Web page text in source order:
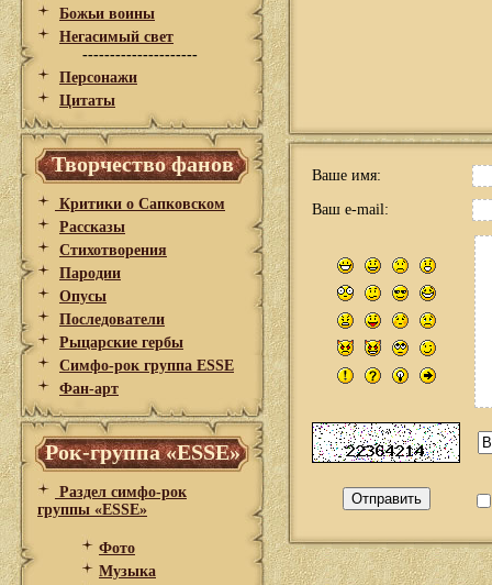
Божьи воины
Негасимый свет
---------------------
Персонажи
Цитаты
Творчество фанов
Критики о Сапковском
Рассказы
Стихотворения
Пародии
Опусы
Последователи
Рыцарские гербы
Симфо-рок группа ESSE
Фан-арт
Рок-группа «ESSE»
Раздел симфо-рок
группы «ESSE»
Фото
Музыка
Ваше имя:
Ваш e-mail: